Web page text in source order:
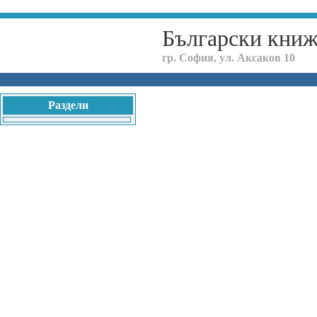
Български
гр. София, ул. Аксаков 10
Раздели